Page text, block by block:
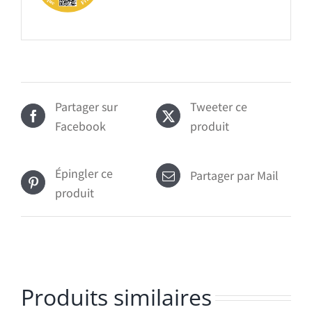
Partager sur
Facebook
Tweeter ce
produit
Épingler ce
produit
Partager par Mail
Produits similaires